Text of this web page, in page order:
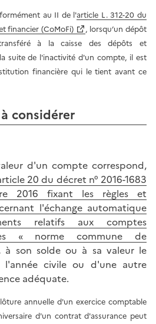
au II de l'article L. 312-20 du
financier (CoMoFi)
, lorsqu’un dépôt
à la caisse des dépôts et
suite de l'inactivité d'un compte, il est
financière qui le tient avant ce
considérer
d'un compte correspond,
20 du décret n° 2016-1683
2016 fixant les règles et
l'échange automatique
relatifs aux comptes
« norme commune de
à son solde ou à sa valeur le
civile ou d'une autre
adéquate.
annuelle d'un exercice comptable
d'un contrat d'assurance peut